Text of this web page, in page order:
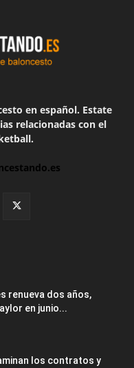
en español. Estate
relacionadas con el
renueva dos años,
en junio...
los contratos y